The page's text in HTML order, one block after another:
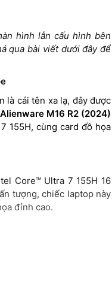
Plus, 100% sRGB, 300
nits
hình lẫn cấu hình bên
qua bài viết dưới đây để
là cái tên xa lạ, đây được
M16 R2 (2024)
155H, cùng card đồ họa
Core™ Ultra 7 155H 16
tượng, chiếc laptop này
đỉnh cao.